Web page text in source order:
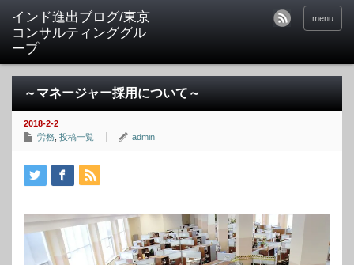
インド進出ブログ/東京
コンサルティンググル
ープ
menu
～マネージャー採用について～
2018-2-2
労務 投稿一覧 admin